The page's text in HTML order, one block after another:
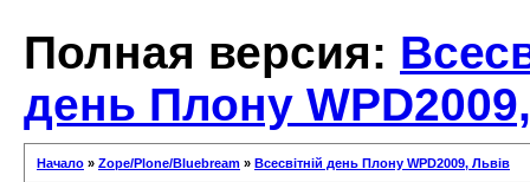
Полная версия:
день Плону
Начало » Zope/Plone/Bluebream » Всесвітній день Плону WPD2009, Львів